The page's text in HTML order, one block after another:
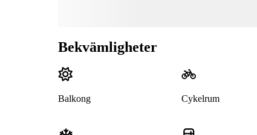
Bekvämligheter
Balkong Cykelrum